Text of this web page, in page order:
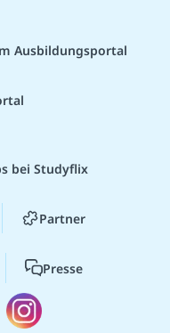
Ausbildungsportal
bei Studyflix
Partner
Presse